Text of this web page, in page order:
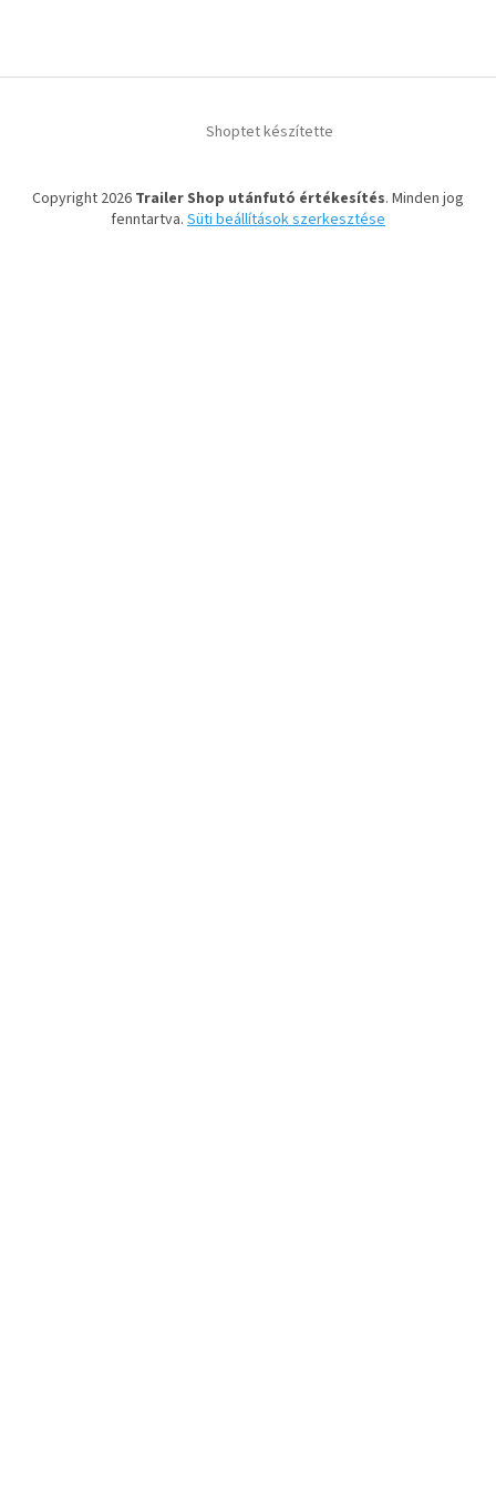
Shoptet készítette
Copyright 2026 Trailer Shop utánfutó értékesítés. Minden jog
fenntartva. Süti beállítások szerkesztése